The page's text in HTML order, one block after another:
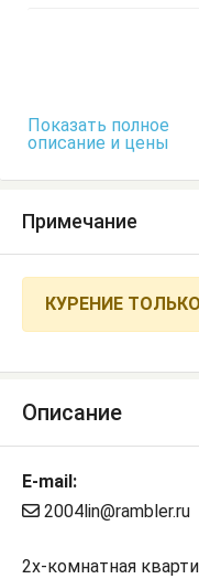
Показать полное
описание и цены
Примечание
КУРЕНИЕ
Описание
E-mail:
2004lin@rambler.ru
2х-комнатная